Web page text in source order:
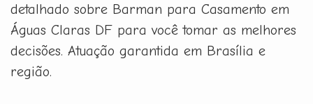
detalhado sobre Barman para Casamento em
Águas Claras DF para você tomar as melhores
decisões. Atuação garantida em Brasília e
região.